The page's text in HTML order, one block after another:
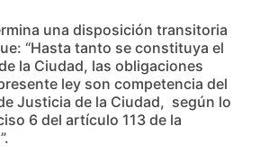
una disposición transitoria
“Hasta tanto se constituya el
la Ciudad, las obligaciones
ley son competencia del
Justicia de la Ciudad, según lo
6 del artículo 113 de la